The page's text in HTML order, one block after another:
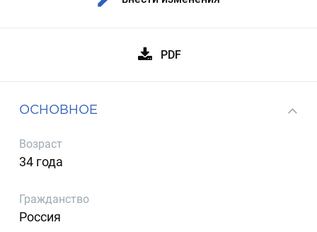
PDF
ОСНОВНОЕ
Возраст
34 года
Гражданство
Россия